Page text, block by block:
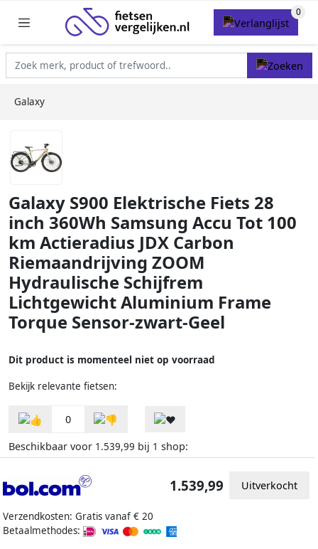
Galaxy
Galaxy S900 Elektrische Fiets 28
inch 360Wh Samsung Accu Tot 100
km Actieradius JDX Carbon
Riemaandrijving ZOOM
Hydraulische Schijfrem
Lichtgewicht Aluminium Frame
Torque Sensor-zwart-Geel
Dit product is momenteel niet op voorraad
Bekijk relevante fietsen:
0
Beschikbaar voor 1.539,99 bij 1 shop:
Verzendkosten: Gratis vanaf € 20
Betaalmethodes:
1.539,99 Uitverkocht